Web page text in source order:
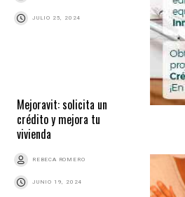
JULIO 25, 2024
Mejoravit: solicita un
crédito y mejora tu
vivienda
REBECA ROMERO
JUNIO 19, 2024